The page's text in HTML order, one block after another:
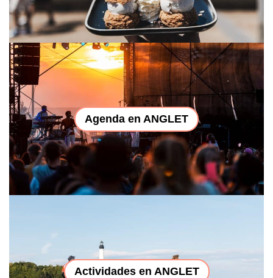
Agenda en ANGLET
Actividades en ANGLET